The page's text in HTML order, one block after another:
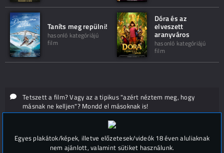
Taníts meg repülni!
hasonló kategóriájú
film
Dóra és az
elveszett
aranyváros
hasonló kategóriájú
film
Tetszett a film? Vagy az a tipikus "azért néztem meg, hogy
másnak ne kelljen"? Mondd el másoknak is!
Hozzászólások (
Egyes plakátok/képek, illetve előzetesek/videók 18 éven aluliaknak
nem ajánlott, valamint sütiket használunk.